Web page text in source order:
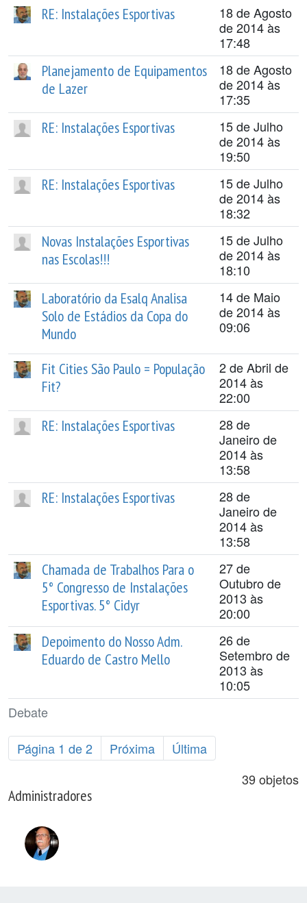
Debate
RE: Instalações Esportivas
18 de Agosto
de 2014 às
17:48
Planejamento de Equipamentos
de Lazer
18 de Agosto
de 2014 às
17:35
RE: Instalações Esportivas
15 de Julho
de 2014 às
19:50
RE: Instalações Esportivas
15 de Julho
de 2014 às
18:32
Novas Instalações Esportivas
nas Escolas!!!
15 de Julho
de 2014 às
18:10
Laboratório da Esalq Analisa
Solo de Estádios da Copa do
Mundo
14 de Maio
de 2014 às
09:06
Fit Cities São Paulo = População
Fit?
2 de Abril de
2014 às
22:00
RE: Instalações Esportivas
28 de
Janeiro de
2014 às
13:58
RE: Instalações Esportivas
28 de
Janeiro de
2014 às
13:58
Chamada de Trabalhos Para o
5° Congresso de Instalações
Esportivas. 5° Cidyr
27 de
Outubro de
2013 às
20:00
Depoimento do Nosso Adm.
Eduardo de Castro Mello
26 de
Setembro de
2013 às
10:05
Página 1 de 2 Próxima
Última
39 objetos
Administradores